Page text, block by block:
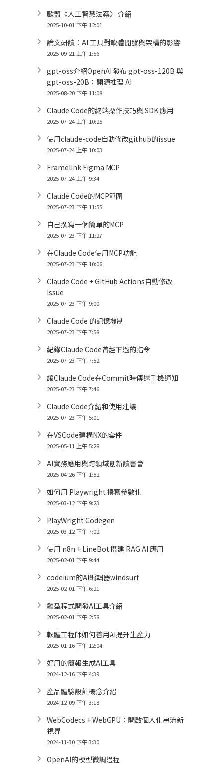
歐盟《人工智慧法案》 介紹
2025-10-01 下午 12:01
論文研讀：AI 工具對軟體開發與架構的影響
2025-09-21 上午 1:56
gpt-oss介紹OpenAI 發布 gpt-oss-120B 與
gpt-oss-20B：開源推理 AI
2025-08-20 下午 11:08
Claude Code的終端操作技巧與 SDK 應用
2025-07-24 上午 10:25
使用claude-code自動修改github的issue
2025-07-24 上午 10:03
Framelink Figma MCP
2025-07-24 上午 9:34
Claude Code的MCP範圍
2025-07-23 下午 11:55
自己撰寫一個簡單的MCP
2025-07-23 下午 11:27
在Claude Code使用MCP功能
2025-07-23 下午 10:06
Claude Code + GitHub Actions自動修改
Issue
2025-07-23 下午 9:00
Claude Code 的記憶機制
2025-07-23 下午 7:58
紀錄Claude Code曾經下過的指令
2025-07-23 下午 7:52
讓Claude Code在Commit時傳送手機通知
2025-07-23 下午 7:46
Claude Code介紹和使用建議
2025-07-23 下午 5:01
在VSCode建構NX的套件
2025-05-11 上午 5:28
AI實務應用與跨領域創新讀書會
2025-04-26 下午 1:52
如何用 Playwright 撰寫參數化
2025-03-12 下午 9:23
PlayWright Codegen
2025-03-12 下午 7:02
使用 n8n + LineBot 搭建 RAG AI 應用
2025-02-01 下午 9:44
codeium的AI編輯器windsurf
2025-02-01 下午 6:21
雛型程式開發AI工具介紹
2025-02-01 下午 2:58
軟體工程師如何善用AI提升生產力
2025-01-16 下午 12:04
好用的簡報生成AI工具
2024-12-16 下午 4:39
產品體驗設計概念介紹
2024-12-09 下午 3:18
WebCodecs + WebGPU：開啟個人化串流新
視界
2024-11-30 下午 3:30
OpenAI的模型微調過程